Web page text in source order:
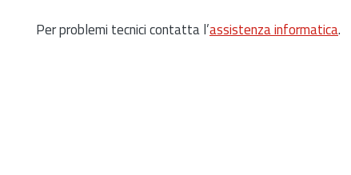
Per problemi tecnici contatta l’assistenza informatica.